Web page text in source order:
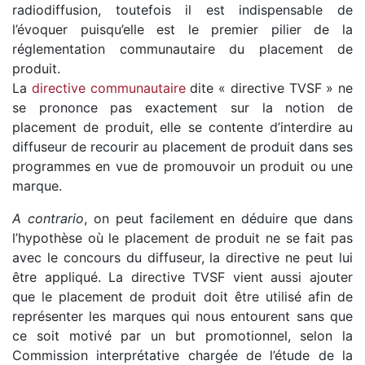
radiodiffusion, toutefois il est indispensable de
l’évoquer puisqu’elle est le premier pilier de la
réglementation communautaire du placement de
produit.
La directive communautairedite « directive TVSF » ne
se prononce pas exactement sur la notion de
placement de produit, elle se contente d’interdire au
diffuseur de recourir au placement de produit dans ses
programmes en vue de promouvoir un produit ou une
marque.
A contrario, on peut facilement en déduire que dans
l’hypothèse où le placement de produit ne se fait pas
avec le concours du diffuseur, la directive ne peut lui
être appliqué. La directive TVSF vient aussi ajouter
que le placement de produit doit être utilisé afin de
représenter les marques qui nous entourent sans que
ce soit motivé par un but promotionnel, selon la
Commission interprétative chargée de l’étude de la